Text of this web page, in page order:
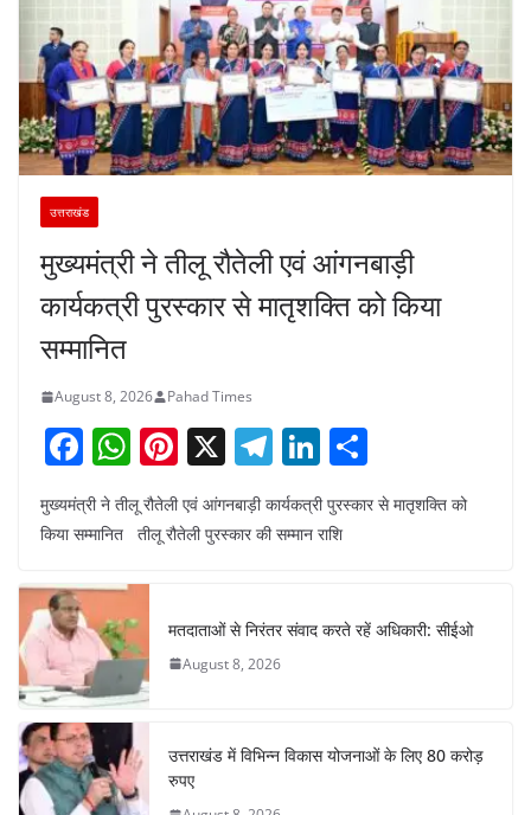
उत्तराखंड
मुख्यमंत्री ने तीलू रौतेली एवं आंगनबाड़ी
कार्यकत्री पुरस्कार से मातृशक्ति को किया
सम्मानित
August 8, 2026 Pahad Times
F
a
c
b
o
o
k
W
h
at
A
p
p
Pi
nt
er
X T
el
e
m
Li
n
k
n
h
ar
मुख्यमंत्री ने तीलू रौतेली एवं आंगनबाड़ी कार्यकत्री पुरस्कार से मातृशक्ति को
किया सम्मानित तीलू रौतेली पुरस्कार की सम्मान राशि
मतदाताओं से निरंतर संवाद करते रहें अधिकारी: सीईओ
August 8, 2026
उत्तराखंड में विभिन्न विकास योजनाओं के लिए 80 करोड़
रुपए